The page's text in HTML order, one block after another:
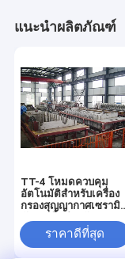
แนะนำผลิตภัณฑ์
TT-4 โหมดควบคุม
อัตโนมัติสำหรับเครื่อง
กรองสุญญากาศเซรามิ
อุตสาหกรรมเหมืองแร่
มอบโซลูชันการกรองที่
ราคาดีที่สุด